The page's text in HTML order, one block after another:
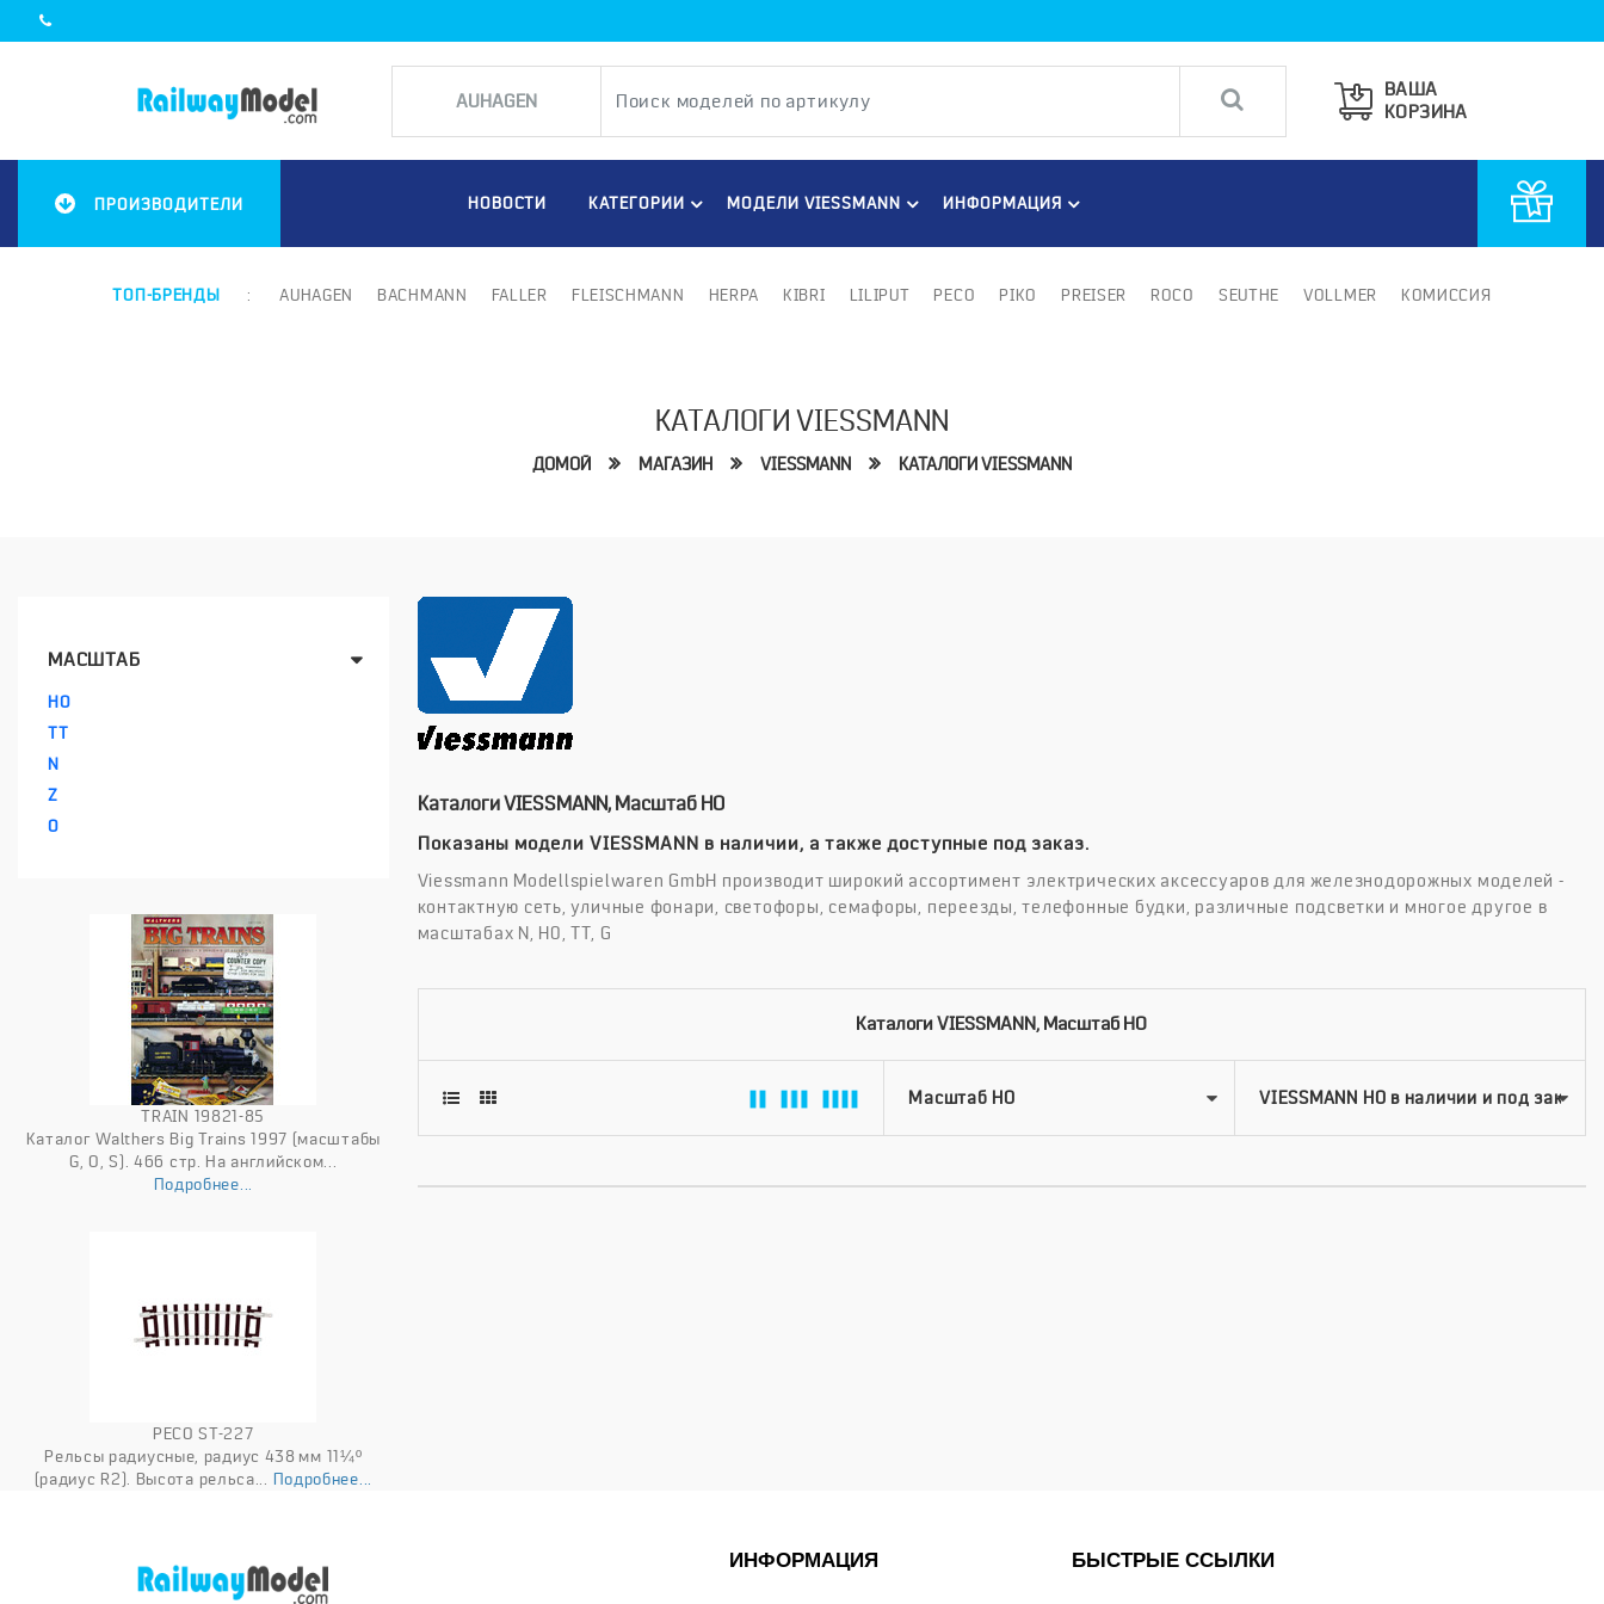
ВАША
КОРЗИНА
ПРОИЗВОДИТЕЛИ НОВОСТИ КАТЕГОРИИ МОДЕЛИ VIESSMANN ИНФОРМАЦИЯ
ТОП-БРЕНДЫ : AUHAGEN BACHMANN FALLER FLEISCHMANN HERPA KIBRI LILIPUT PECO PIKO PREISER ROCO SEUTHE VOLLMER КОМИССИЯ
КАТАЛОГИ VIESSMANN
ДОМОЙ МАГАЗИН VIESSMANN КАТАЛОГИ VIESSMANN
МАСШТАБ
HO
TT
N
Z
O
TRAIN 19821-85
Каталог Walthers Big Trains 1997 (масштабы
G, O, S). 466 стр. На английском...
Подробнее...
PECO ST-227
Рельсы радиусные, радиус 438 мм 11¼º
(радиус R2). Высота рельса... Подробнее...
Каталоги VIESSMANN, Масштаб HO
Показаны модели VIESSMANN в наличии, а также доступные под заказ.
Viessmann Modellspielwaren GmbH производит широкий ассортимент электрических аксессуаров для железнодорожных моделей -
контактную сеть, уличные фонари, светофоры, семафоры, переезды, телефонные будки, различные подсветки и многое другое в
масштабах N, H0, TT, G
Каталоги VIESSMANN, Масштаб HO
ИНФОРМАЦИЯ БЫСТРЫЕ ССЫЛКИ